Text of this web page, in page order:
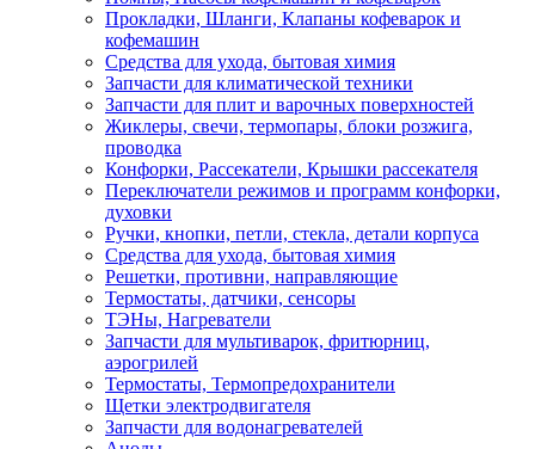
Прокладки, Шланги, Клапаны кофеварок и
кофемашин
Средства для ухода, бытовая химия
Запчасти для климатической техники
Запчасти для плит и варочных поверхностей
Жиклеры, свечи, термопары, блоки розжига,
проводка
Конфорки, Рассекатели, Крышки рассекателя
Переключатели режимов и программ конфорки,
духовки
Ручки, кнопки, петли, стекла, детали корпуса
Средства для ухода, бытовая химия
Решетки, противни, направляющие
Термостаты, датчики, сенсоры
ТЭНы, Нагреватели
Запчасти для мультиварок, фритюрниц,
аэрогрилей
Термостаты, Термопредохранители
Щетки электродвигателя
Запчасти для водонагревателей